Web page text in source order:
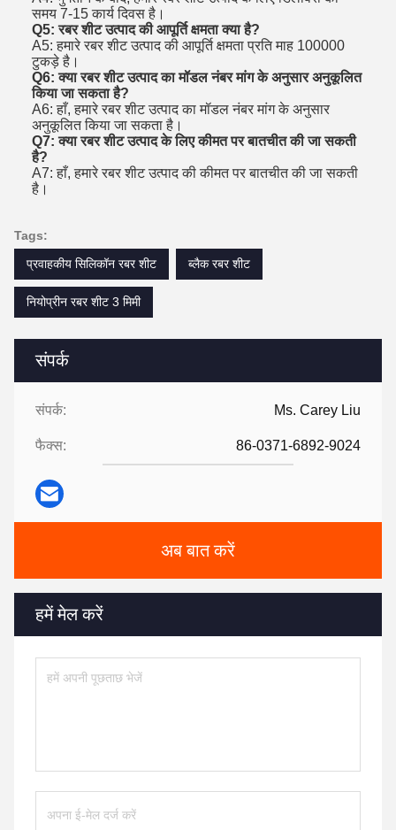
संपर्क
संपर्क: Ms. Carey Liu
फैक्स: 86-0371-6892-9024
अब बात करें
हमें मेल करें
समय 7-15 कार्य दिवस है।
Q5: रबर शीट उत्पाद की आपूर्ति क्षमता क्या है?
A5: हमारे रबर शीट उत्पाद की आपूर्ति क्षमता प्रति माह 100000
टुकड़े है।
Q6: क्या रबर शीट उत्पाद का मॉडल नंबर मांग के अनुसार अनुकूलित
किया जा सकता है?
A6: हाँ, हमारे रबर शीट उत्पाद का मॉडल नंबर मांग के अनुसार
अनुकूलित किया जा सकता है।
Q7: क्या रबर शीट उत्पाद के लिए कीमत पर बातचीत की जा सकती
है?
A7: हाँ, हमारे रबर शीट उत्पाद की कीमत पर बातचीत की जा सकती
है।
Tags:
प्रवाहकीय सिलिकॉन रबर शीट
ब्लैक रबर शीट
नियोप्रीन रबर शीट 3 मिमी